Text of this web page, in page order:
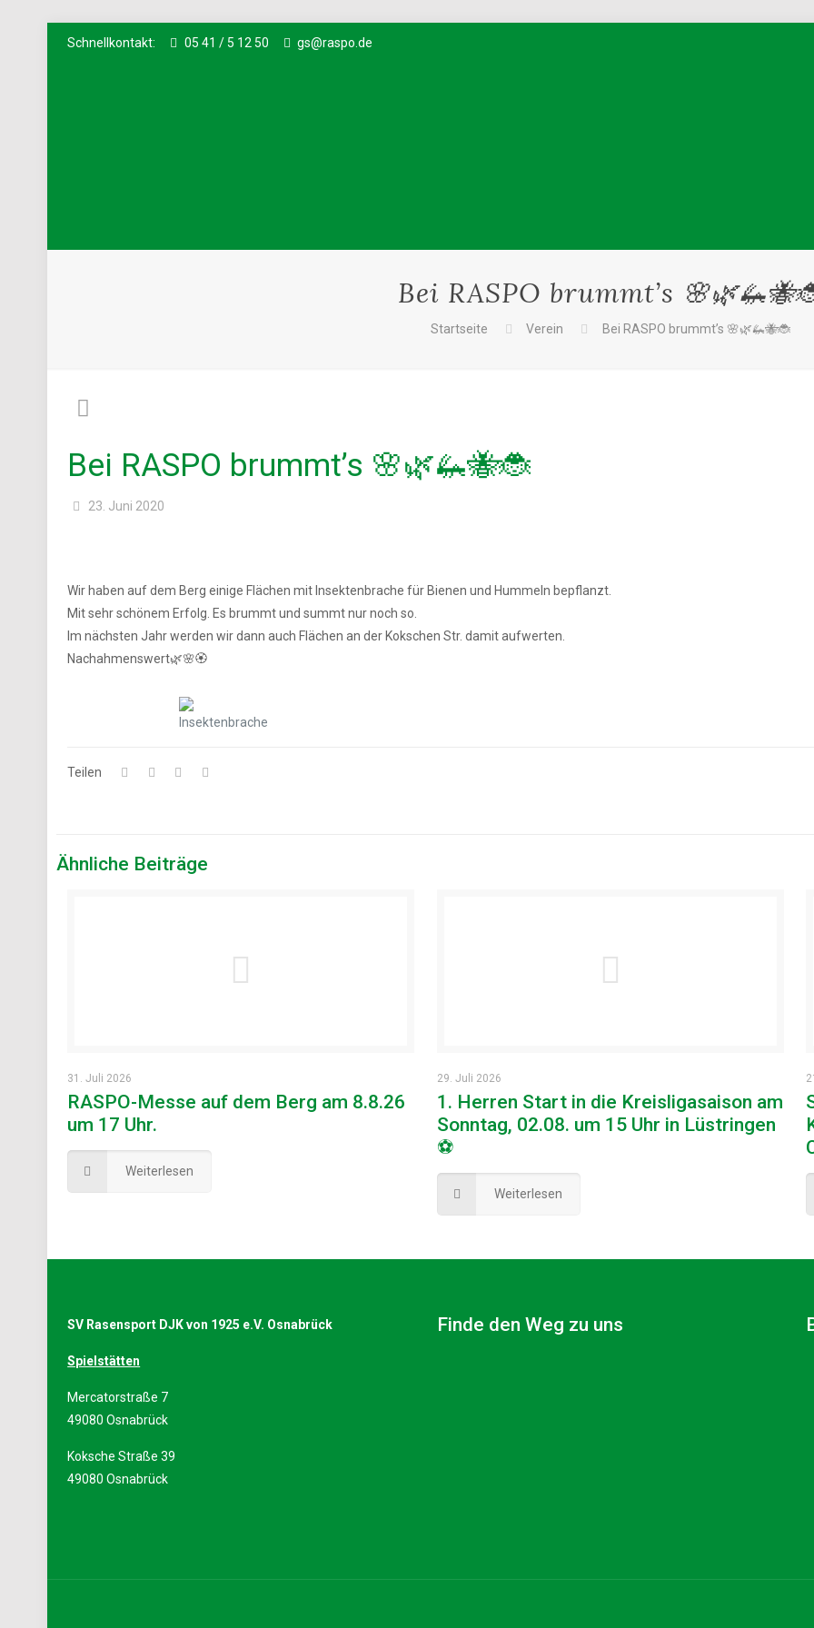
Schnellkontakt: 05 41 / 5 12 50 gs@raspo.de
Bei RASPO brummt’s
Startseite Verein Bei RASPO brummt’s 🌸🌿🦗🐝🐞
Bei RASPO brummt’s 🌸🌿🦗🐝🐞
23. Juni 2020
Wir haben auf dem Berg einige Flächen mit Insektenbrache für Bienen und Hummeln bepflanzt.
Mit sehr schönem Erfolg. Es brummt und summt nur noch so.
Im nächsten Jahr werden wir dann auch Flächen an der Kokschen Str. damit aufwerten.
Nachahmenswert🌿🌸🏵️
Teilen
Ähnliche Beiträge
31. Juli 2026
RASPO-Messe auf dem Berg am 8.8.26
um 17 Uhr.
Weiterlesen
29. Juli 2026
1. Herren Start in die Kreisligasaison am
Sonntag, 02.08. um 15 Uhr in Lüstringen
⚽
Weiterlesen
SV Rasensport DJK von 1925 e.V. Osnabrück
Spielstätten
Mercatorstraße 7
49080 Osnabrück
Koksche Straße 39
49080 Osnabrück
Finde den Weg zu uns